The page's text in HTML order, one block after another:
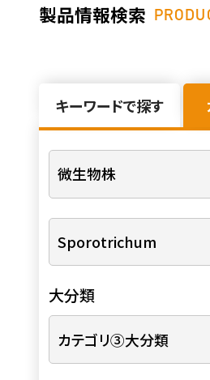
製品情報検索
キーワードで探す
大分類